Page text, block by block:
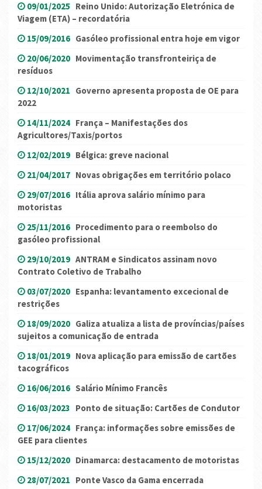
09/01/2025 Reino Unido: Autorização Eletrónica de
Viagem (ETA) – recordatória
15/09/2016 Gasóleo profissional entra hoje em vigor
20/06/2020 Movimentação transfronteiriça de
resíduos
12/10/2021 Governo apresenta proposta de OE para
2022
14/11/2024 França – Manifestações dos
Agricultores/Taxis/portos
12/02/2019 Bélgica: greve nacional
21/04/2017 Novas obrigações em território polaco
29/07/2016 Itália aprova salário mínimo para
motoristas
25/11/2016 Procedimento para o reembolso do
gasóleo profissional
29/10/2019 ANTRAM e Sindicatos assinam novo
Contrato Coletivo de Trabalho
03/07/2020 Espanha: levantamento excecional de
restrições
18/09/2020 Galiza atualiza a lista de províncias/países
sujeitos a comunicação de entrada
18/01/2019 Nova aplicação para emissão de cartões
tacográficos
16/06/2016 Salário Mínimo Francês
16/03/2023 Ponto de situação: Cartões de Condutor
17/06/2024 França: informações sobre emissões de
GEE para clientes
15/12/2020 Dinamarca: destacamento de motoristas
28/07/2021 Ponte Vasco da Gama encerrada